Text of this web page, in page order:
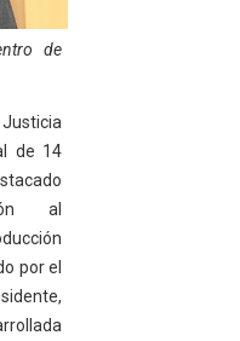
de
de 14
al
por el